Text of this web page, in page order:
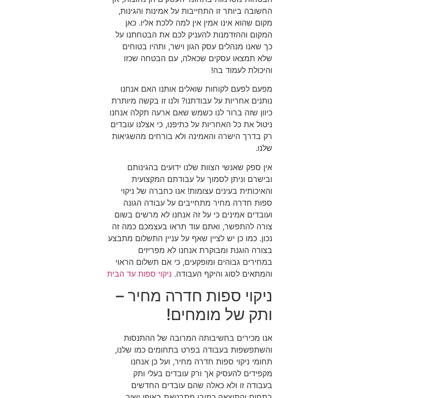
החשובה ביותר זו התחייבות על אמינות והגינות,
מקום שהוא אינו אמין אין למה ללכת אליו. כאן
המקום וההזדמנות להעניק לכם את הבטחתנו על
כך שאנו מנהלים עסק הגון וישר, ותהיו בטוחים
שלא תמצאו עסקים שכאלה, עם הבטחה שכזו
והיכולת לעמוד בה!
מפעם לפעם לקוחות שואלים אותנו האם אנחנו
נותנים אחריות על עבודתנו? ולנו זו בקשה מיותרת
כיוון שזה ברור לנו כשמש שאם ארעה תקלה אנחנו
ניטול את כל האחריות על כתיפנו, כי אצלנו עובדים
רק בדרך הישרה והאמינה ולא בורחים מהשגיאות
שלנו.
אין ספק שאנשי הצוות שלנו ידועים בהגינותם
ובישרם וניתן לסמוך על עבודתם המקצועית
והאיכותית בעינים עצומות! אנו כחברה של ניקוי
ספות חדרה מחיר מתחייבים על עבודה הגונה
ועובדים אמינים כי על זה אנחנו לא מרשים בשום
צורה להתפשר, ואתם עוד תראו בעצמכם כמה זה
נכון. כמו כן יש לציין שאף על עניין התשלום מתבצע
בצורה הוגנת ומבוקרת אנחנו לא מפריזים
במחירים גבוהים ומופקעים, כי אם תשלום הראוי
והמתאים לסוג והיקף העבודה. ניקוי ספות עד הבית
ניקוי ספות חדרה מחיר –
ותק של מומחים!
אנו מכירים בחשיבותה המרובה של ההתנסות
והשתפשפות בעבודה בפרט בתחומים כמו שלנו,
תחומי ניקוי ספות חדרה מחיר, ועל כן אנחנו
מקפידים להעסיק אך ורק עובדים בעלי ותק
בעבודה זו ולא כאלה שהם עובדים החדשים